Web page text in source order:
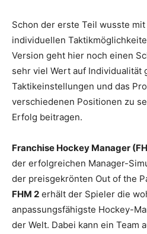
Schon der erste Teil wusste
individuellen
Version geht hier noch einen
sehr viel Wert auf Individualität
Taktikeinstellungen und das
verschiedenen Positionen zu
Erfolg beitragen.
Franchise Hockey Manager
der erfolgreichen Manager-
der preisgekrönten Out of the
FHM 2 erhält der Spieler die
anpassungsfähigste Hockey-
der Welt. Dabei kann ein Team